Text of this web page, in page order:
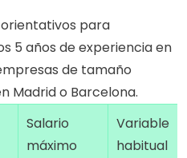
para
5 años de experiencia en
de tamaño
Madrid o Barcelona.
Salario
máximo
Variable
habitual